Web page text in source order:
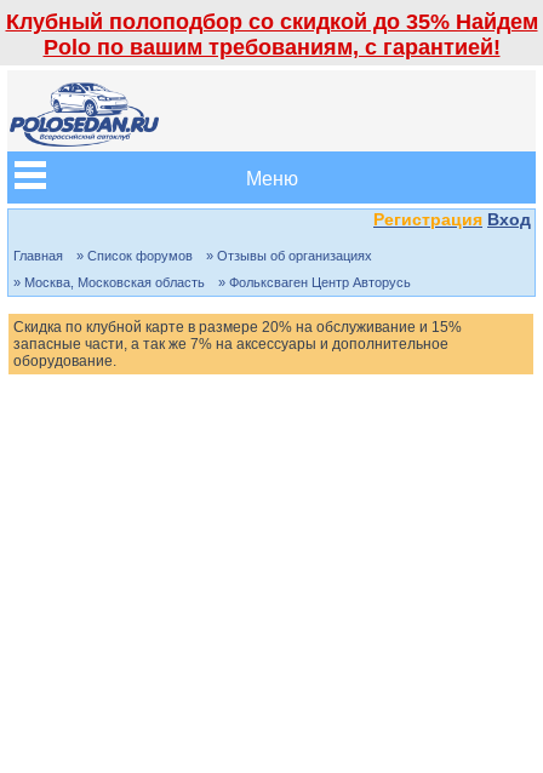
Клубный полоподбор со скидкой до 35% Найдем
Polo по вашим требованиям, с гарантией!
Меню
Регистрация Вход
Главная » Список форумов
» Отзывы об организациях
» Москва, Московская область
» Фольксваген Центр Авторусь
Скидка по клубной карте в размере 20% на обслуживание и 15%
запасные части, а так же 7% на аксессуары и дополнительное
оборудование.